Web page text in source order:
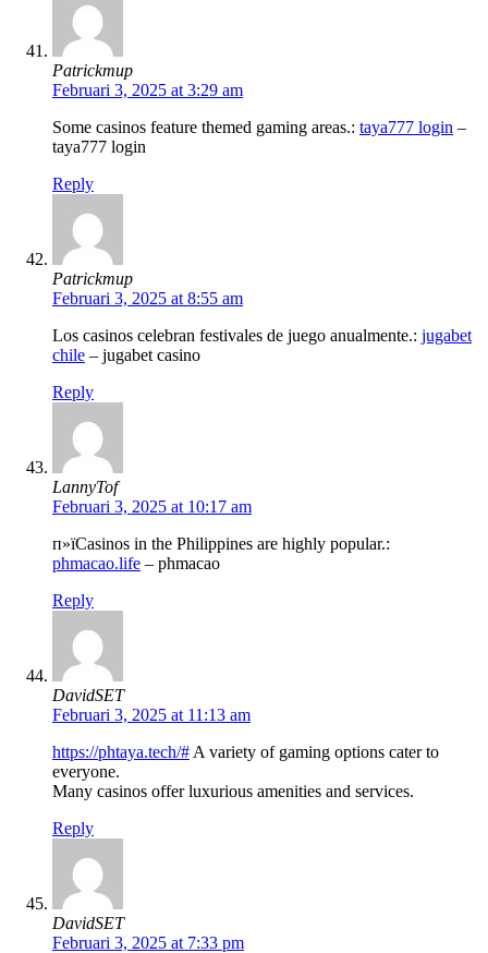
Patrickmup
Februari 3, 2025 at 3:29 am
Some casinos feature themed gaming areas.: taya777 login –
taya777 login
Reply
Patrickmup
Februari 3, 2025 at 8:55 am
Los casinos celebran festivales de juego anualmente.: jugabet
chile – jugabet casino
Reply
LannyTof
Februari 3, 2025 at 10:17 am
п»їCasinos in the Philippines are highly popular.:
phmacao.life – phmacao
Reply
DavidSET
Februari 3, 2025 at 11:13 am
https://phtaya.tech/# A variety of gaming options cater to
everyone.
Many casinos offer luxurious amenities and services.
Reply
DavidSET
Februari 3, 2025 at 7:33 pm